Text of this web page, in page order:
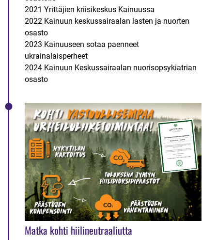
2021 Yrittäjien kriisikeskus Kainuussa
2022 Kainuun keskussairaalan lasten ja nuorten
osasto
2023 Kainuuseen sotaa paenneet
ukrainalaisperheet
2024 Kainuun Keskussairaalan nuorisopsykiatrian
osasto
Matka kohti hiilineutraaliutta